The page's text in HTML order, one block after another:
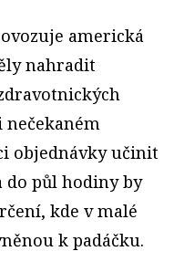
americká
nahradit
nečekaném
objednávky učinit
do půl hodiny by
kde v malé
k padáčku.